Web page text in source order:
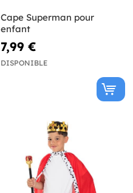
Cape Superman pour
enfant
7,99 €
DISPONIBLE